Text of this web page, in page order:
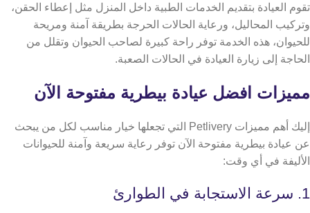
تقوم العيادة بتقديم الخدمات الطبية داخل المنزل مثل إعطاء الحقن،
وتركيب المحاليل، ورعاية الحالات الحرجة بطريقة آمنة ومريحة
للحيوان، هذه الخدمة توفر راحة كبيرة لصاحب الحيوان وتقلل من
الحاجة إلى زيارة العيادة في الحالات الصعبة.
مميزات افضل عيادة بيطرية مفتوحة الآن
إليك أهم مميزات Petlivery التي تجعلها خيار مناسب لكل من يبحث
عن عيادة بيطرية مفتوحة الآن توفر رعاية سريعة وآمنة للحيوانات
الأليفة في أي وقت:
1. سرعة الاستجابة في الطوارئ